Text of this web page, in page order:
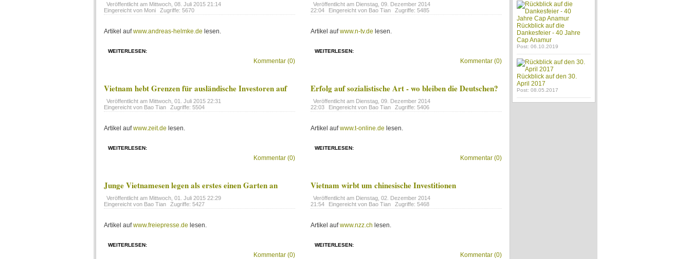
Veröffentlicht am Mittwoch, 08. Juli 2015 21:14
Eingereicht von Moni
Zugriffe: 5670
Artikel aufwww.andreas-helmke.de lesen.
WEITERLESEN:
Kommentar (0)
Veröffentlicht am Dienstag, 09. Dezember 2014
22:04
Eingereicht von Bao Tian Zugriffe: 5485
Artikel aufwww.n-tv.de lesen.
WEITERLESEN:
Kommentar (0)
Vietnam hebt Grenzen für ausländische Investoren auf
Veröffentlicht am Mittwoch, 01. Juli 2015 22:31
Eingereicht von Bao Tian
Zugriffe: 5504
Artikel aufwww.zeit.de lesen.
WEITERLESEN:
Kommentar (0)
Erfolg auf sozialistische Art - wo bleiben die Deutschen?
Veröffentlicht am Dienstag, 09. Dezember 2014
22:03
Eingereicht von Bao Tian Zugriffe: 5406
Artikel aufwww.t-online.de lesen.
WEITERLESEN:
Kommentar (0)
Junge Vietnamesen legen als erstes einen Garten an
Veröffentlicht am Mittwoch, 01. Juli 2015 22:29
Eingereicht von Bao Tian
Zugriffe: 5427
Artikel aufwww.freiepresse.de lesen.
WEITERLESEN:
Kommentar (0)
Vietnam wirbt um chinesische Investitionen
Veröffentlicht am Dienstag, 02. Dezember 2014
21:54
Eingereicht von Bao Tian Zugriffe: 5468
Artikel aufwww.nzz.ch lesen.
WEITERLESEN:
Kommentar (0)
Rückblick auf die
Dankesfeier - 40 Jahre
Cap Anamur
Post: 06.10.2019
Rückblick auf den 30.
April 2017
Post: 08.05.2017